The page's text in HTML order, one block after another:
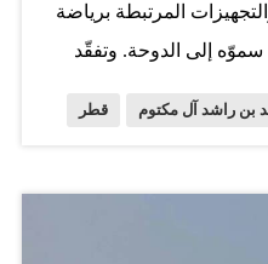
المرتبطة برياضة
إلى الدوحة. وتفقّد
للمعرض، من أحدث
اليدوية المرتبطة بالصيد
بن راشد آل مكتوم قطر